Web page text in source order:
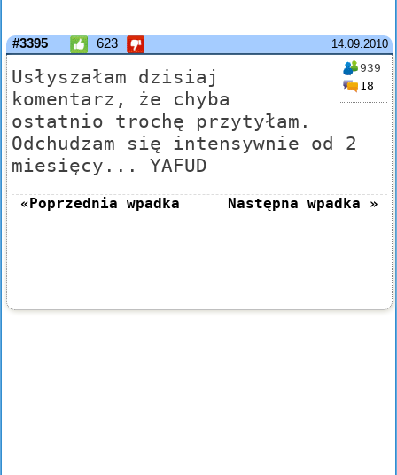
14.09.2010
#3395 623
939
18
Usłyszałam dzisiaj
komentarz, że chyba
ostatnio trochę przytyłam.
Odchudzam się intensywnie od 2
miesięcy... YAFUD
«Poprzednia wpadka Następna wpadka »